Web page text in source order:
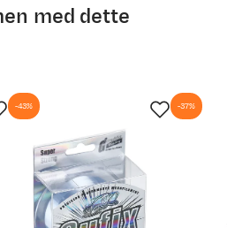
med dette
-43% -37%